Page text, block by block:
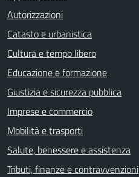
Autorizzazioni
Catasto e urbanistica
Cultura e tempo libero
Educazione e formazione
Giustizia e sicurezza pubblica
Imprese e commercio
Mobilità e trasporti
Salute, benessere e assistenza
Tributi, finanze e contravvenzioni